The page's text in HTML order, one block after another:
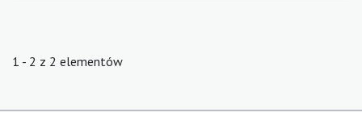
1 - 2 z 2 elementów